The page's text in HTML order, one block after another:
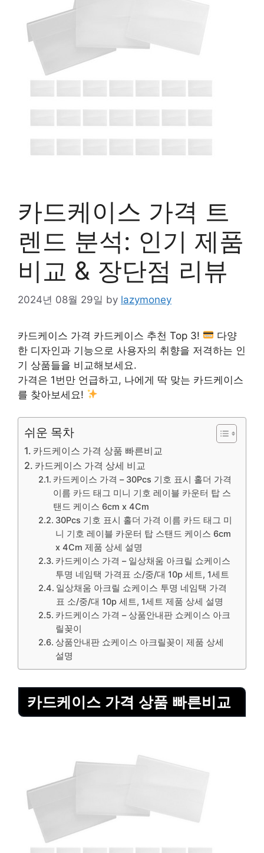
카드케이스 가격 트
렌드 분석: 인기 제품
비교 & 장단점 리뷰
2024년 08월 29일 by lazymoney
카드케이스 가격 카드케이스 추천 Top 3!
다양
한 디자인과 기능으로 사용자의 취향을 저격하는 인
기 상품들을 비교해보세요.
가격은 1번만 언급하고, 나에게 딱 맞는 카드케이스
를 찾아보세요!
쉬운 목차
카드케이스 가격 상품 빠른비교
카드케이스 가격 상세 비교
카드케이스 가격 – 30Pcs 기호 표시 홀더 가격
이름 카드 태그 미니 기호 레이블 카운터 탑 스
탠드 케이스 6cm x 4Cm
30Pcs 기호 표시 홀더 가격 이름 카드 태그 미
니 기호 레이블 카운터 탑 스탠드 케이스 6cm
x 4Cm 제품 상세 설명
카드케이스 가격 – 일상채움 아크릴 쇼케이스
투명 네임택 가격표 소/중/대 10p 세트, 1세트
일상채움 아크릴 쇼케이스 투명 네임택 가격
표 소/중/대 10p 세트, 1세트 제품 상세 설명
카드케이스 가격 – 상품안내판 쇼케이스 아크
릴꽂이
상품안내판 쇼케이스 아크릴꽂이 제품 상세
설명
카드케이스 가격 상품 빠른비교